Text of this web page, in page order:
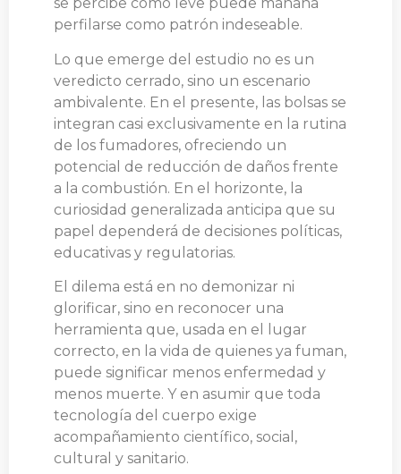
se percibe como leve puede mañana
perfilarse como patrón indeseable.
Lo que emerge del estudio no es un
veredicto cerrado, sino un escenario
ambivalente. En el presente, las bolsas se
integran casi exclusivamente en la rutina
de los fumadores, ofreciendo un
potencial de reducción de daños frente
a la combustión. En el horizonte, la
curiosidad generalizada anticipa que su
papel dependerá de decisiones políticas,
educativas y regulatorias.
El dilema está en no demonizar ni
glorificar, sino en reconocer una
herramienta que, usada en el lugar
correcto, en la vida de quienes ya fuman,
puede significar menos enfermedad y
menos muerte. Y en asumir que toda
tecnología del cuerpo exige
acompañamiento científico, social,
cultural y sanitario.